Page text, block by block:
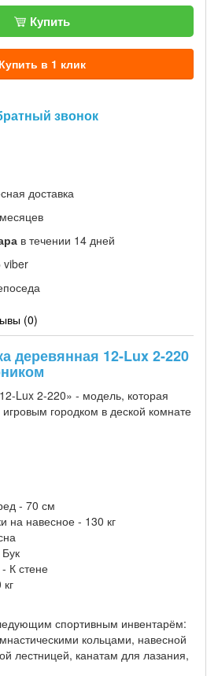
Купить
Купить в 1 клик
звонок
доставка
в течении 14 дней
viber
(0)
деревянная 12-Lux 2-220
Lux 2-220» - модель, которая
городком в деской комнате
- 70 см
на навесное - 130 кг
К стене
спортивным инвентарём:
кольцами, навесной
лестницей, канатам для лазания,